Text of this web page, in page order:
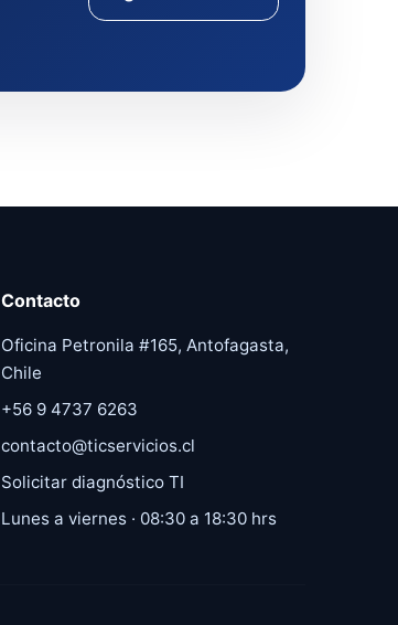
Contacto
Oficina Petronila #165, Antofagasta,
Chile
+56 9 4737 6263
contacto@ticservicios.cl
Solicitar diagnóstico TI
Lunes a viernes · 08:30 a 18:30 hrs